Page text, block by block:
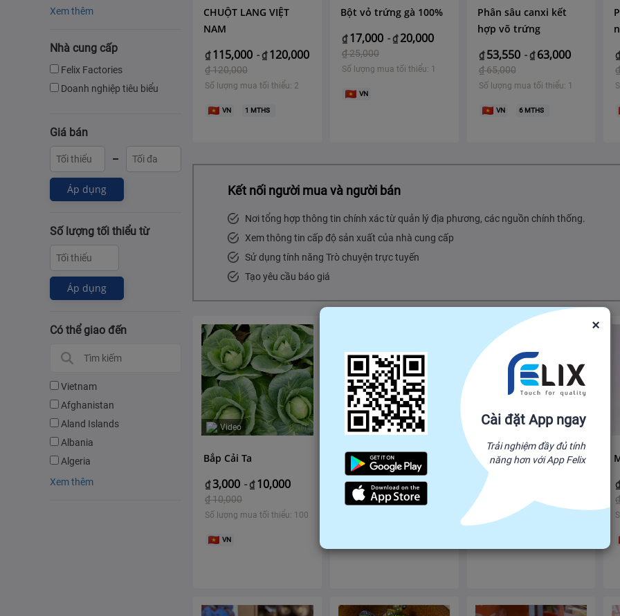
Xem thêm
Nhà cung cấp
Felix Factories
Doanh nghiệp tiêu biểu
Giá bán
Áp dụng
Số lượng tối thiểu từ
Áp dụng
Có thể giao đến
Vietnam
Afghanistan
Aland Islands
Albania
Algeria
Xem thêm
CHUỘT LANG VIỆT
NAM
₫ 115,000 -₫ 120,000
₫120,000
Số lượng mua tối thiểu: 2
VN 1 MTHS
Bột vỏ trứng gà 100%
₫ 17,000 -₫ 20,000
₫25,000
Số lượng mua tối thiểu: 1
VN
Phân sâu canxi kết
hợp võ trứng
₫ 53,550 -₫ 63,000
₫65,000
Số lượng mua tối thiểu: 1
VN 6 MTHS
Kết nối người mua và người bán
Nơi tổng hợp thông tin chính xác từ quản lý địa phương, các nguồn chính thống.
Xem thông tin cấp độ sản xuất của nhà cung cấp
Sử dụng tính năng Trò chuyện trực tuyến
Tạo yêu cầu báo giá
Video
Bắp Cải Ta
₫3,000 -₫ 10,000
₫10,000
Số lượng mua tối thiểu: 100
VN
Long Vải Tách Hạt
₫37,500-₫40,000
40,000
MỲ SẠCH ÔN LƯƠNG
₫31,000
₫
Số lượng mua tối thiểu: 100
×
Cài đặt App ngay
Trải nghiệm đầy đủ tính
năng hơn với App Felix